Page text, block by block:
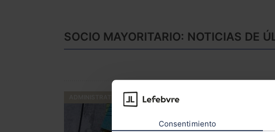
Consentimiento
SOCIO MAYORITARIO: NOTICIAS DE